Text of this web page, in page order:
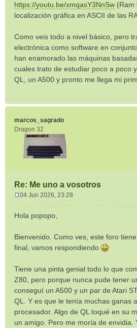
https://youtu.be/xmqasY3NnSw (Ram
localización gráfica en ASCII de las
Como veis todo a nivel básico, pero
electrónica como software en
han enamorado las máquinas
cuales trato de estudiar poco a poco
QL, un A500 y pronto me llega mi
marcos_sagrado
Dragon 32
Re: Me uno a vosotros
n
a
j
04 Jun 2026, 23:28
Hola popopo,
Bienvenido. Como ves, este foro
final, vamos respondiendo
Tiene una pinta genial todo lo que
Z80, pero porque nunca pude tener
conseguí un A500 y un par de Atari
QL. Y es que le tenía muchas ganas
procesador. Algo de QL toqué en su
un amigo. Pero me moría de envidia.